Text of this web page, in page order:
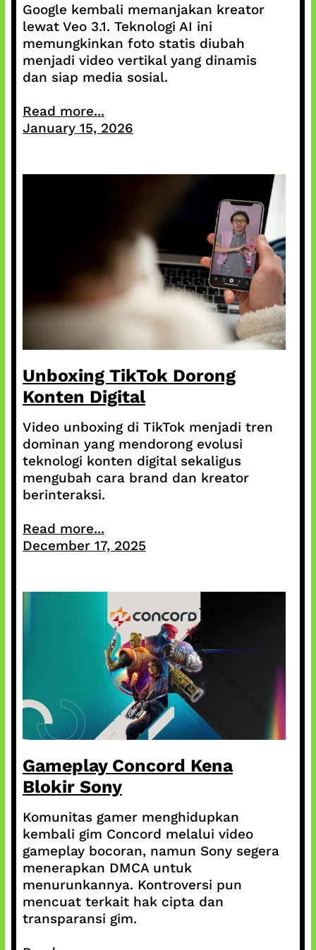
Google kembali memanjakan kreator
lewat Veo 3.1. Teknologi AI ini
memungkinkan foto statis diubah
menjadi video vertikal yang dinamis
dan siap media sosial.
Read more...
January 15, 2026
Unboxing TikTok Dorong
Konten Digital
Video unboxing di TikTok menjadi tren
dominan yang mendorong evolusi
teknologi konten digital sekaligus
mengubah cara brand dan kreator
berinteraksi.
Read more...
December 17, 2025
Gameplay Concord Kena
Blokir Sony
Komunitas gamer menghidupkan
kembali gim Concord melalui video
gameplay bocoran, namun Sony segera
menerapkan DMCA untuk
menurunkannya. Kontroversi pun
mencuat terkait hak cipta dan
transparansi gim.